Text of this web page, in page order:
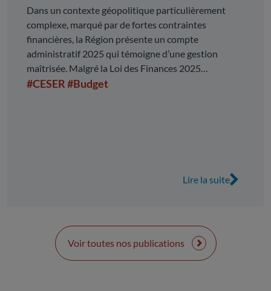
Dans un contexte géopolitique particulièrement
complexe, marqué par de fortes contraintes
financières, la Région présente un compte
administratif 2025 qui témoigne d’une gestion
maîtrisée. Malgré la Loi des Finances 2025
complexifiant l’exercice de programmation
de compétences, les modifications comptables et les
fine une stabilité relative, voire une légère érosion.
La dépendance aux ressources nationales et la perte
partielle d’autonomie fiscale rendent les finances
#CESER#Budget
Lire la suite
Voir toutes nos publications